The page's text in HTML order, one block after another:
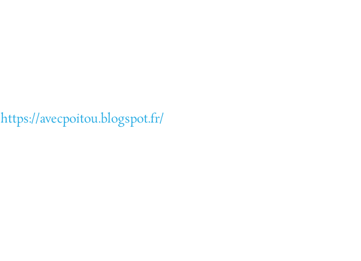
https://avecpoitou.blogspot.fr/